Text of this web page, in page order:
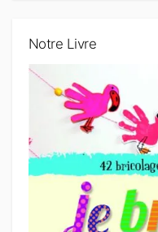
Notre Livre